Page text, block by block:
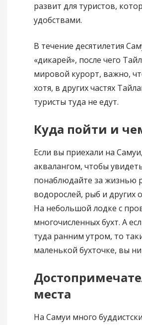
развит для туристов,
удобствами.
В течение десятилетия
«дикарей», после чего
мировой курорт, важно,
хотя, в других частях
туристы туда не едут.
Куда пойти и
Если вы приехали на
аквалангом, чтобы
понаблюдайте за жизнью
водорослей, рыб и других
На небольшой лодке с
многочисленных бухт. А
туда ранним утром, то
маленькой бухточке, вы
места
На Самуи много